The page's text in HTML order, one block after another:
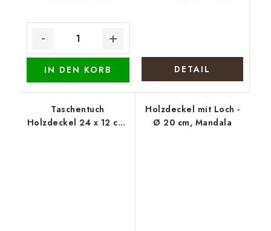
IN DEN KORB DETAIL
Taschentuch
Holzdeckel 24 x 12 cm,
Holzdeckel mit Loch -
Ø 20 cm, Mandala